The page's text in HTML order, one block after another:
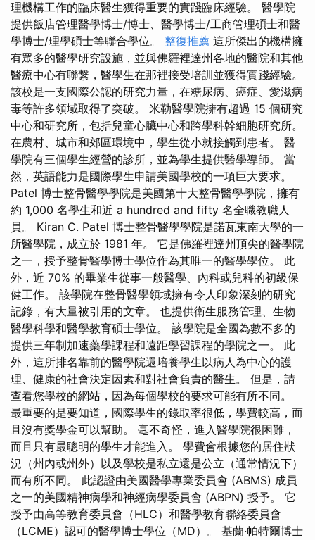
理機構工作的臨床醫生獲得重要的實踐臨床經驗。 醫學院
提供飯店管理醫學博士/博士、醫學博士/工商管理碩士和醫
學博士/理學碩士等聯合學位。 整復推薦 這所傑出的機構擁
有眾多的醫學研究設施，並與佛羅裡達州各地的醫院和其他
醫療中心有聯繫，醫學生在那裡接受培訓並獲得實踐經驗。
該校是一支國際公認的研究力量，在糖尿病、癌症、愛滋病
毒等許多領域取得了突破。 米勒醫學院擁有超過 15 個研究
中心和研究所，包括兒童心臟中心和跨學科幹細胞研究所。
在農村、城市和郊區環境中，學生從小就接觸到患者。 醫
學院有三個學生經營的診所，並為學生提供醫學導師。 當
然，英語能力是國際學生申請美國學校的一項巨大要求。
Patel 博士整骨醫學學院是美國第十大整骨醫學學院，擁有
約 1,000 名學生和近 a hundred and fifty 名全職教職人
員。 Kiran C. Patel 博士整骨醫學學院是諾瓦東南大學的一
所醫學院，成立於 1981 年。 它是佛羅裡達州頂尖的醫學院
之一，授予整骨醫學博士學位作為其唯一的醫學學位。 此
外，近 70% 的畢業生從事一般醫學、內科或兒科的初級保
健工作。 該學院在整骨醫學領域擁有令人印象深刻的研究
記錄，有大量被引用的文章。 也提供衛生服務管理、生物
醫學科學和醫學教育碩士學位。 該學院是全國為數不多的
提供三年制加速藥學課程和遠距學習課程的學院之一。 此
外，這所排名靠前的醫學院還培養學生以病人為中心的護
理、健康的社會決定因素和對社會負責的醫生。 但是，請
查看您學校的網站，因為每個學校的要求可能有所不同。
最重要的是要知道，國際學生的錄取率很低，學費較高，而
且沒有獎學金可以幫助。 毫不奇怪，進入醫學院很困難，
而且只有最聰明的學生才能進入。 學費會根據您的居住狀
況（州內或州外）以及學校是私立還是公立（通常情況下）
而有所不同。 此認證由美國醫學專業委員會 (ABMS) 成員
之一的美國精神病學和神經病學委員會 (ABPN) 授予。 它
授予由高等教育委員會（HLC）和醫學教育聯絡委員會
（LCME）認可的醫學博士學位（MD）。 基蘭·帕特爾博士